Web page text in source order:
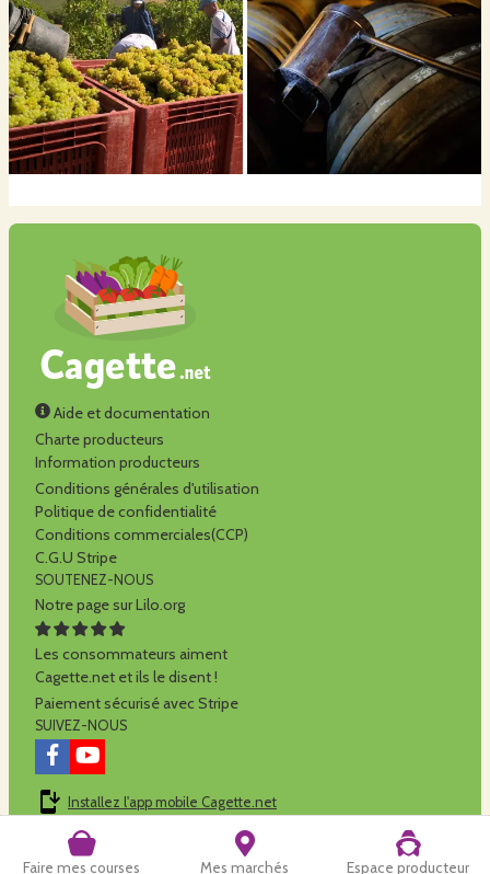
Faire mes courses Mes marchés Espace producteur
Aide et documentation
Charte producteurs
Information producteurs
Conditions générales d'utilisation
Politique de confidentialité
Conditions commerciales(CCP)
C.G.U Stripe
SOUTENEZ-NOUS
Notre page sur Lilo.org
Les consommateurs aiment
Cagette.net et ils le disent !
Paiement sécurisé avec Stripe
SUIVEZ-NOUS
Installez l'app mobile Cagette.net
Cagette.net est réalisé par la SCOP Alilo